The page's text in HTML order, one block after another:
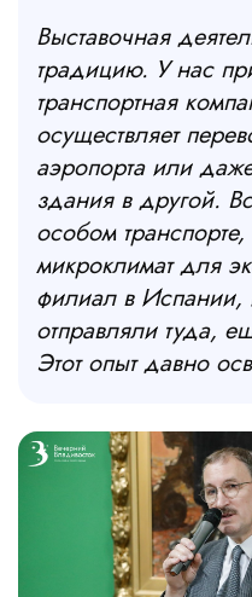
Выставочная
традицию. У нас
транспортная
осуществляет
аэропорта или
здания в другой.
особом
микроклимат для
филиал в
отправляли туда,
Этот опыт давно